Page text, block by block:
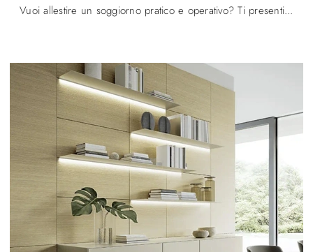
Vuoi allestire un soggiorno pratico e operativo? Ti presentiamo la parete attrezzata Domino Boiserie 05 Sangiacomo dalle linee decise moderne.